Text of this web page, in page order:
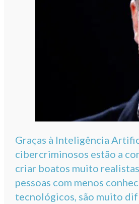
Graças à Inteligência
cibercriminosos estão a
criar boatos muito
pessoas com menos
tecnológicos, são muito